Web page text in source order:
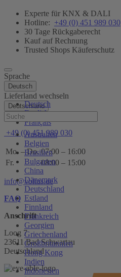
Experte für KNX & DALI
Hotline: +49 (0) 451 989 030
30 Tage Rückgaberecht
Kauf auf Rechnung
Trusted Shops Käuferschutz
Sprache
Deutsch
Deutsch
English
Français
Lieferland wechseln
Deutschland
Australien
Belgien
Brasilien
Bulgarien
China
Dänemark
Deutschland
Estland
Finnland
Frankreich
Georgien
Griechenland
Großbritannien
Hong Kong
Indien
Indonesien
Hilfe
+49 (0) 451 989 030
Mo. – Do. 07:00 – 16:00
Fr.
08:00 – 15:00
info@voltus.de
FAQ
Anschrift
Loog 7
23611 Bad Schwartau
Deutschland